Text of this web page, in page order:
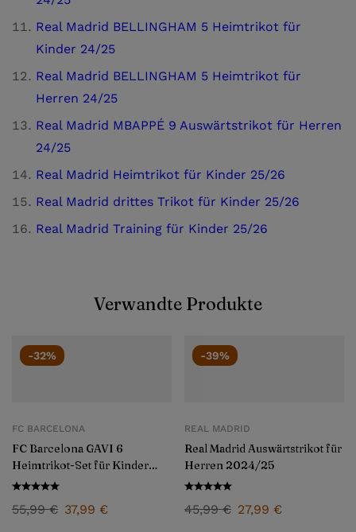
Real Madrid BELLINGHAM 5 Heimtrikot für
Kinder 24/25
Real Madrid BELLINGHAM 5 Heimtrikot für
Herren 24/25
Real Madrid MBAPPÉ 9 Auswärtstrikot für Herren
24/25
Real Madrid Heimtrikot für Kinder 25/26
Real Madrid drittes Trikot für Kinder 25/26
Real Madrid Training für Kinder 25/26
Verwandte Produkte
-32%
FC BARCELONA
FC Barcelona GAVI 6
Heimtrikot-Set für Kinder
2024/25
55,99€ 37,99 €
-39%
REAL MADRID
Real Madrid Auswärtstrikot für
Herren 2024/25
45,99€ 27,99 €